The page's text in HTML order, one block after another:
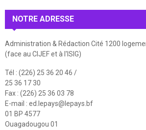
NOTRE ADRESSE
Administration & Rédaction Cité 1200
(face au CIJEF et à l'ISIG)
Tél : (226) 25 36 20 46 /
25 36 17 30
Fax : (226) 25 36 03 78
E-mail : ed.lepays@lepays.bf
01 BP 4577
Ouagadougou 01